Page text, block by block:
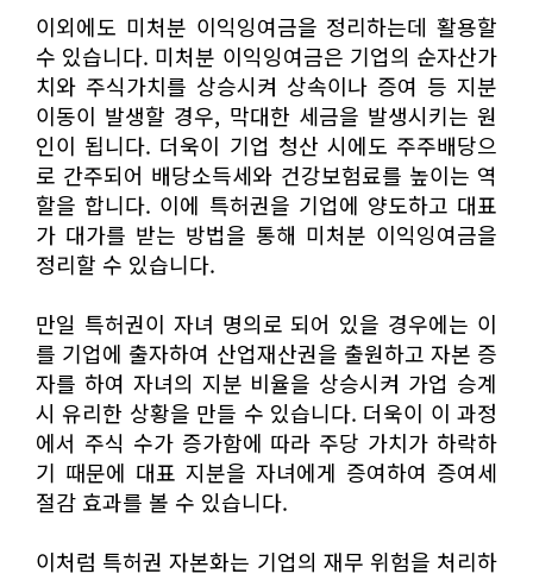
이외에도 미처분 이익잉여금을 정리하는데 활용할
수 있습니다. 미처분 이익잉여금은 기업의 순자산가
치와 주식가치를 상승시켜 상속이나 증여 등 지분
이동이 발생할 경우, 막대한 세금을 발생시키는 원
인이 됩니다. 더욱이 기업 청산 시에도 주주배당으
로 간주되어 배당소득세와 건강보험료를 높이는 역
할을 합니다. 이에 특허권을 기업에 양도하고 대표
가 대가를 받는 방법을 통해 미처분 이익잉여금을
정리할 수 있습니다.
만일 특허권이 자녀 명의로 되어 있을 경우에는 이
를 기업에 출자하여 산업재산권을 출원하고 자본 증
자를 하여 자녀의 지분 비율을 상승시켜 가업 승계
시 유리한 상황을 만들 수 있습니다. 더욱이 이 과정
에서 주식 수가 증가함에 따라 주당 가치가 하락하
기 때문에 대표 지분을 자녀에게 증여하여 증여세
절감 효과를 볼 수 있습니다.
이처럼 특허권 자본화는 기업의 재무 위험을 처리하